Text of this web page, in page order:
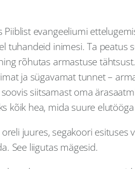
evangeeliumi
inimesi. Ta peatus
rõhutas armastuse
ja sügavamat tunnet –
siitsamast oma
kõik hea, mida suure
juures, segakoori
See liigutas mägesid.